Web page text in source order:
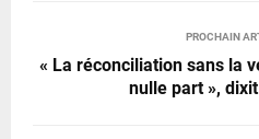
PROCHAIN
« La réconciliation sans la
nulle part »,